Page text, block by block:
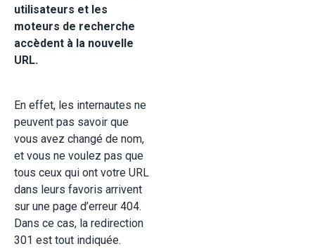
utilisateurs et les
moteurs de recherche
accèdent à la nouvelle
URL.
En effet, les internautes ne
peuvent pas savoir que
vous avez changé de nom,
et vous ne voulez pas que
tous ceux qui ont votre URL
dans leurs favoris arrivent
sur une page d’erreur 404.
Dans ce cas, la redirection
301 est tout indiquée.